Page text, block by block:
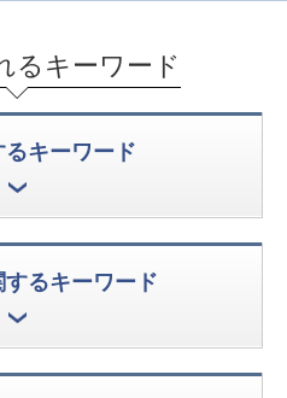
るキーワード
キーワード
るキーワード